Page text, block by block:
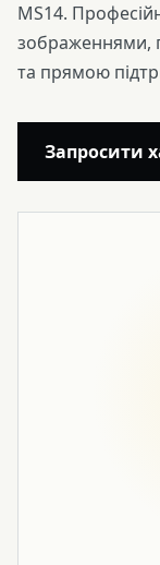
MS14.
зображеннями,
та прямою
Запросити